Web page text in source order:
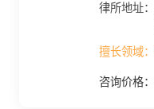
律所地址
擅长领域
咨询价格